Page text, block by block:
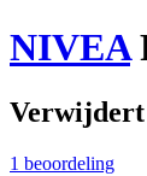
NIVEA
Verwijdert
1 beoordeling